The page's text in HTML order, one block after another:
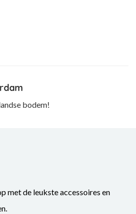
bodem!
met de leukste accessoires en